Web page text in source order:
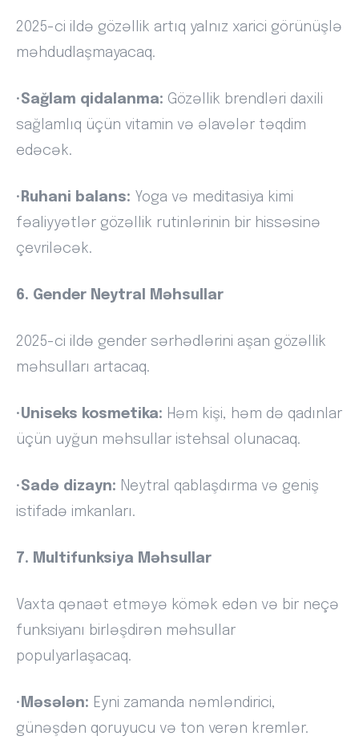
2025-ci ildə gözəllik artıq yalnız xarici görünüşlə
məhdudlaşmayacaq.
•Sağlam qidalanma: Gözəllik brendləri daxili
sağlamlıq üçün vitamin və əlavələr təqdim
edəcək.
• Ruhani balans: Yoga və meditasiya kimi
fəaliyyətlər gözəllik rutinlərinin bir hissəsinə
çevriləcək.
6. Gender Neytral Məhsullar
2025-ci ildə gender sərhədlərini aşan gözəllik
məhsulları artacaq.
•Uniseks kosmetika: Həm kişi, həm də qadınlar
üçün uyğun məhsullar istehsal olunacaq.
•Sadə dizayn: Neytral qablaşdırma və geniş
istifadə imkanları.
7. Multifunksiya Məhsullar
Vaxta qənaət etməyə kömək edən və bir neçə
funksiyanı birləşdirən məhsullar
populyarlaşacaq.
• Məsələn: Eyni zamanda nəmləndirici,
günəşdən qoruyucu və ton verən kremlər.